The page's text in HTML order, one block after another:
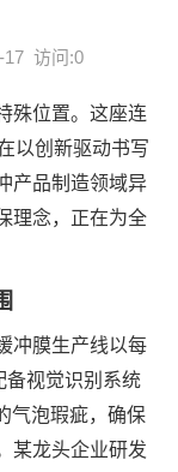
17 访问:0
殊位置。这座连
以创新驱动书写
产品制造领域异
理念，正在为全
冲膜生产线以每
备视觉识别系统
气泡瑕疵，确保
某龙头企业研发